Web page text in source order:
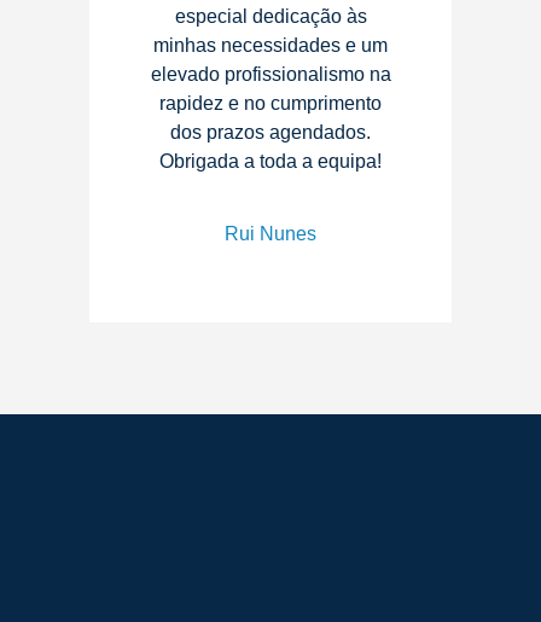
especial dedicação às
minhas necessidades e um
elevado profissionalismo na
rapidez e no cumprimento
dos prazos agendados.
Obrigada a toda a equipa!
Rui Nunes